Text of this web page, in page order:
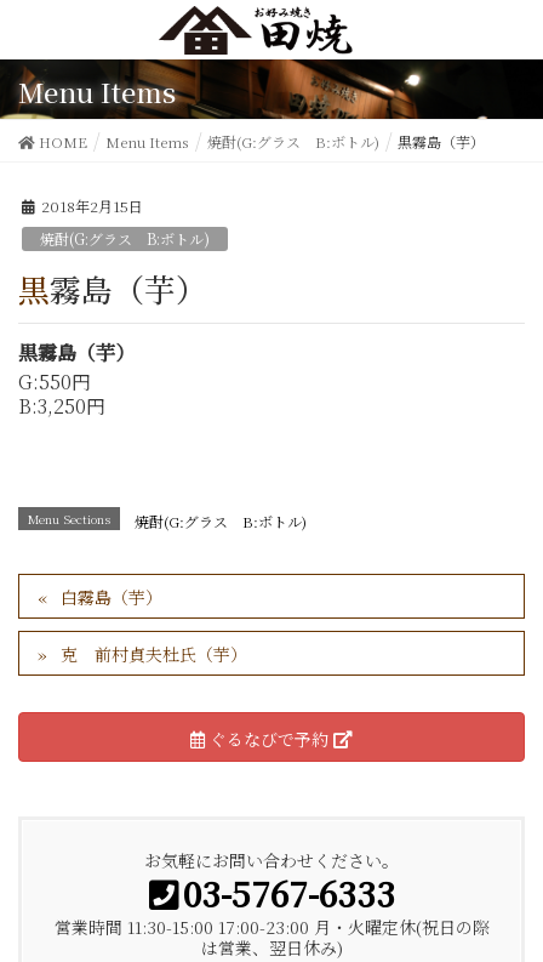
Menu Items
HOME Menu Items 焼酎(G:グラス B:ボトル) 黒霧島（芋）
2018年2月15日
焼酎(G:グラス B:ボトル)
黒霧島（芋）
黒霧島（芋）
G:550円
B:3,250円
Menu Sections 焼酎(G:グラス B:ボトル)
白霧島（芋）
克 前村貞夫杜氏（芋）
ぐるなびで予約
お気軽にお問い合わせください。
03-5767-6333
営業時間 11:30-15:00 17:00-23:00 月・火曜定休(祝日の際
は営業、翌日休み)